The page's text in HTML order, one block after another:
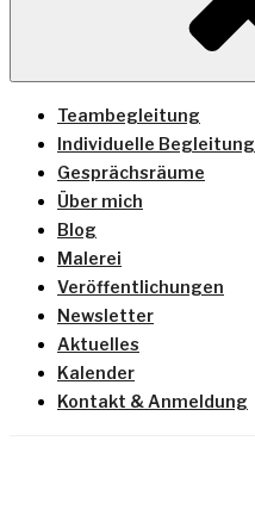
Teambegleitung
Individuelle Begleitung
Gesprächsräume
Über mich
Blog
Malerei
Veröffentlichungen
Newsletter
Aktuelles
Kalender
Kontakt & Anmeldung